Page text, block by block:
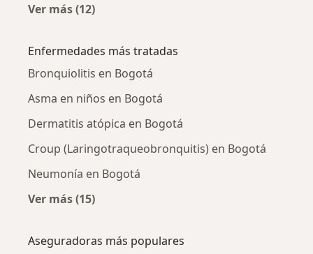
Ver más (12)
Enfermedades más tratadas
Bronquiolitis en Bogotá
Asma en niños en Bogotá
Dermatitis atópica en Bogotá
Croup (Laringotraqueobronquitis) en Bogotá
Neumonía en Bogotá
Ver más (15)
Aseguradoras más populares